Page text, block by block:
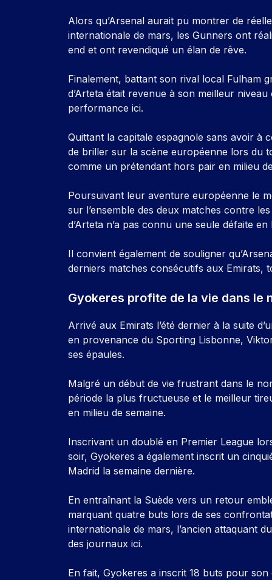
Alors qu’Arsenal aurait pu montrer de
internationale de mars, les Gunners ont
end et ont revendiqué un élan de rêve.
Finalement, battant son rival local Fulham
d’Arteta était revenue à son meilleur
performance ici.
Quittant la capitale espagnole sans avoir à
de briller sur la scène européenne lors du
comme un prétendant hors pair en milieu
Poursuivant leur aventure européenne le
sur l’ensemble des deux matches contre
d’Arteta n’a pas connu une seule défaite
Il convient également de souligner
derniers matches consécutifs aux Emirats,
Gyokeres profite de la vie dans le
Arrivé aux Emirats l’été dernier à la suite
en provenance du Sporting Lisbonne,
ses épaules.
Malgré un début de vie frustrant dans le
période la plus fructueuse et le meilleur
en milieu de semaine.
Inscrivant un doublé en Premier League
soir, Gyokeres a également inscrit un
Madrid la semaine dernière.
En entraînant la Suède vers un retour
marquant quatre buts lors de ses
internationale de mars, l’ancien attaquant
des journaux ici.
En fait, Gyokeres a inscrit 18 buts pour